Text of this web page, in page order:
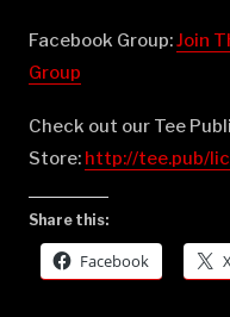
Facebook Group:⁠⁠⁠⁠⁠⁠⁠⁠⁠⁠⁠⁠⁠⁠⁠⁠⁠⁠⁠⁠⁠⁠⁠⁠⁠⁠⁠⁠⁠⁠⁠⁠⁠⁠⁠⁠⁠⁠⁠⁠⁠⁠⁠⁠⁠⁠⁠⁠⁠⁠Join
Group⁠⁠⁠⁠⁠⁠⁠⁠⁠⁠⁠⁠⁠⁠⁠⁠⁠⁠⁠⁠⁠⁠⁠⁠⁠⁠⁠⁠⁠⁠⁠⁠⁠⁠⁠⁠⁠⁠⁠⁠⁠⁠⁠⁠⁠⁠⁠⁠⁠⁠
Check out our Tee
Store: ⁠⁠⁠⁠⁠⁠⁠⁠⁠⁠⁠⁠⁠⁠⁠⁠⁠⁠⁠⁠⁠⁠⁠⁠⁠⁠⁠⁠⁠⁠⁠⁠⁠⁠⁠⁠⁠⁠⁠⁠⁠⁠⁠⁠⁠⁠⁠⁠⁠⁠http://tee.pub/
Share this:
Facebook